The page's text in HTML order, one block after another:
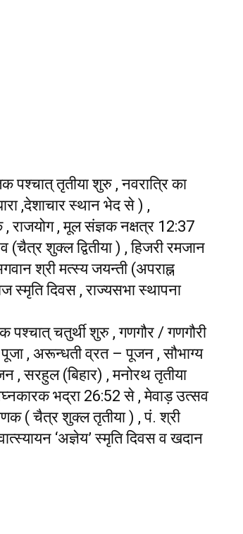
पश्चात् तृतीया शुरु , नवरात्रि का
,देशाचार स्थान भेद से ) ,
, राजयोग , मूल संज्ञक नक्षत्र 12:37
शुक्ल द्वितीया ) , हिजरी रमजान
श्री मत्स्य जयन्ती (अपराह्न
स्मृति दिवस , राज्यसभा स्थापना
पश्चात् चतुर्थी शुरु , गणगौर / गणगौरी
, अरून्धती व्रत – पूजन , सौभाग्य
, सरहुल (बिहार) , मनोरथ तृतीया
भद्रा 26:52 से , मेवाड़ उत्सव
( चैत्र शुक्ल तृतीया ) , पं. श्री
‘अज्ञेय’ स्मृति दिवस व खदान